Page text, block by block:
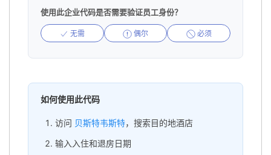
使用此企业代码是否需要验证员工身份？
无需 偶尔 必须
如何使用此代码
访问 贝斯特韦斯特，搜索目的地酒店
输入入住和退房日期